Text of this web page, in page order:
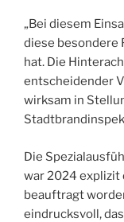
„Bei diesem
diese besondere
hat. Die
entscheidender
wirksam in
Die
war 2024 explizit
beauftragt
eindrucksvoll,